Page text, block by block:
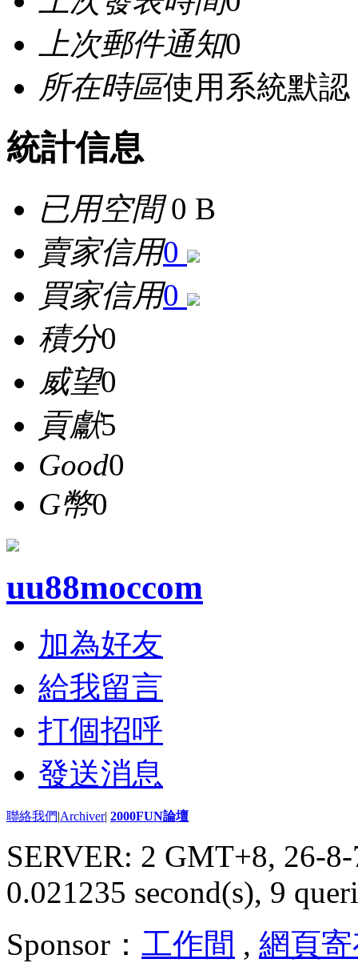
上次郵件通知0
所在時區使用系統默認
統計信息
已用空間0 B
賣家信用0
買家信用0
積分0
威望0
貢獻5
Good0
G幣0
uu88moccom
加為好友
給我留言
打個招呼
發送消息
聯絡我們|Archiver| 2000FUN論壇
SERVER: 2 GMT+8, 26-
0.021235 second(s), 9
Sponsor： 工作間 , 網頁